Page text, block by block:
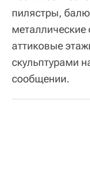
пилястры,
аттиковые
скульптурами
сообщении.